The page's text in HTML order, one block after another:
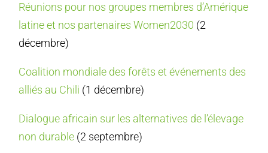
Réunions pour nos groupes membres d’Amérique
latine et nos partenaires Women2030 (2
décembre)
Coalition mondiale des forêts et événements des
alliés au Chili (1 décembre)
Dialogue africain sur les alternatives de l’élevage
non durable (2 septembre)